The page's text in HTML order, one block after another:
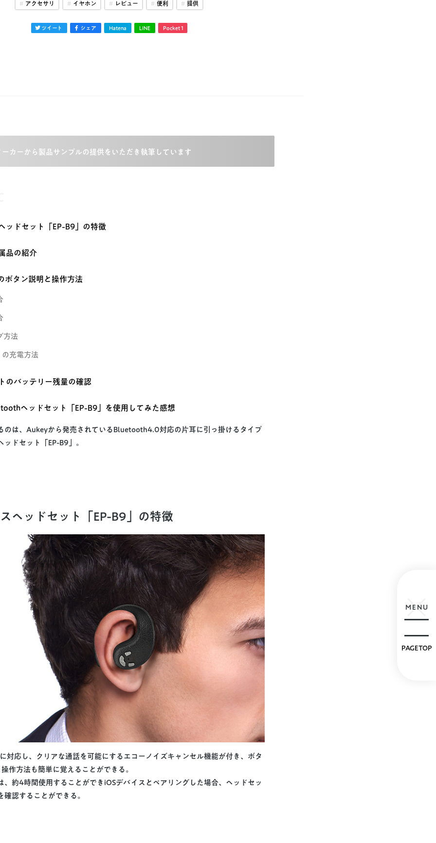
アクセサリ イヤホン レビュー 便利 提供
ツイート シェア Hatena LINE Pocket 1
ーカーから製品サンプルの提供をいただき執筆しています
ッドセット「EP-B9」の特徴
品の紹介
ボタン説明と操作方法
方法
の充電方法
のバッテリー残量の確認
ヘッドセット「EP-B9」を使用してみた感想
のは、Aukeyから発売されているBluetooth4.0対応の片耳に引っ掛けるタイプ
ッドセット「EP-B9」。
ヘッドセット「EP-B9」の特徴
対応し、クリアな通話を可能にするエコーノイズキャンセル機能が付き、ボタ
作方法も簡単に覚えることができる。
、約4時間使用することができiOSデバイスとペアリングした場合、ヘッドセッ
確認することができる。
MENU
PAGETOP